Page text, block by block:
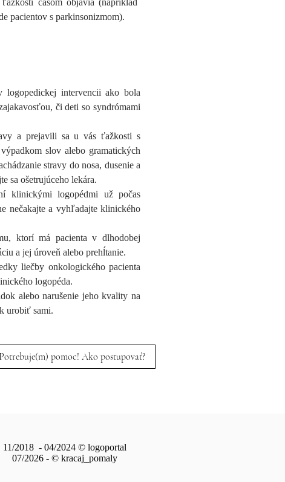
časom objavia (napríklad
pacientov s parkinsonizmom).
intervencii ako bola
či deti so syndrómami
a prejavili sa u vás ťažkosti s
slov alebo gramatických
stravy do nosa, dusenie a
sa ošetrujúceho lekára.
klinickými logopédmi už počas
nečakajte a vyhľadajte klinického
ktorí má pacienta v dlhodobej
a jej úroveň alebo prehĺtanie.
liečby onkologického pacienta
logopéda.
alebo narušenie jeho kvality na
urobiť sami.
Potrebuje(m) pomoc! Ako postupovať?
11/2018 - 04/2024 © logoportal
07/2026 - © kracaj_pomaly